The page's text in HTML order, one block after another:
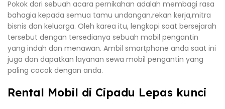
Pokok dari sebuah acara pernikahan adalah membagi rasa
bahagia kepada semua tamu undangan,rekan kerja,mitra
bisnis dan keluarga. Oleh karea itu, lengkapi saat bersejarah
tersebut dengan tersedianya sebuah mobil pengantin
yang indah dan menawan. Ambil smartphone anda saat ini
juga dan dapatkan layanan sewa mobil pengantin yang
paling cocok dengan anda.
Rental Mobil di Cipadu Lepas kunci